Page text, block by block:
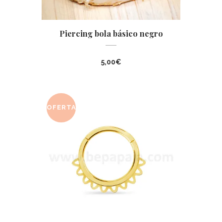
Piercing bola básico negro
5,00€
OFERTA